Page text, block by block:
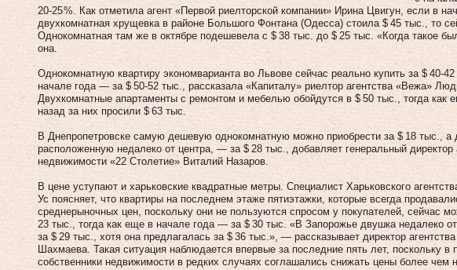
20‑25 %. Как отметила агент «Первой риелторской компании» Ирина Цвигун, если в
двухкомнатная хрущевка в районе Большого Фонтана (Одесса) стоила $ 45 тыс., то
Однокомнатная там же в октябре подешевела с $ 38 тыс. до $ 25 тыс. «Когда такое
она.
Однокомнатную квартиру экономварианта во Львове сейчас реально купить за $ 40‑42
начале года — за $ 50‑52 тыс., рассказала «Капиталу» риелтор агентства «Вежа»
Двухкомнатные апартаменты с ремонтом и мебелью обойдутся в $ 50 тыс., тогда как
назад за них просили $ 63 тыс.
В Днепропетровске самую дешевую однокомнатную можно приобрести за $ 18 тыс., а
расположенную недалеко от центра, — за $ 28 тыс., добавляет генеральный директор
недвижимости «22 Столетие» Виталий Назаров.
В цене уступают и харьковские квадратные метры. Специалист Харьковского
Ус поясняет, что квартиры на последнем этаже пятиэтажки, которые всегда
среднерыночных цен, поскольку они не пользуются спросом у покупателей, сейчас
23 тыс., тогда как еще в начале года — за $ 30 тыс. «В Запорожье двушка недалеко
за $ 29 тыс., хотя она предлагалась за $ 36 тыс.», — рассказывает директор
Шахмаева. Такая ситуация наблюдается впервые за последние пять лет, поскольку
собственники недвижимости в редких случаях соглашались снижать цены более чем